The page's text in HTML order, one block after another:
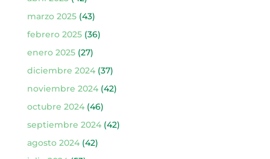
marzo 2025(43)
febrero 2025(36)
enero 2025(27)
diciembre 2024(37)
noviembre 2024(42)
octubre 2024(46)
septiembre 2024(42)
agosto 2024(42)